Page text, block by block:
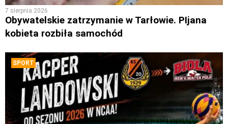
7 sierpnia 2026
Obywatelskie zatrzymanie w Tarłowie. PIjana
kobieta rozbiła samochód
SPORT